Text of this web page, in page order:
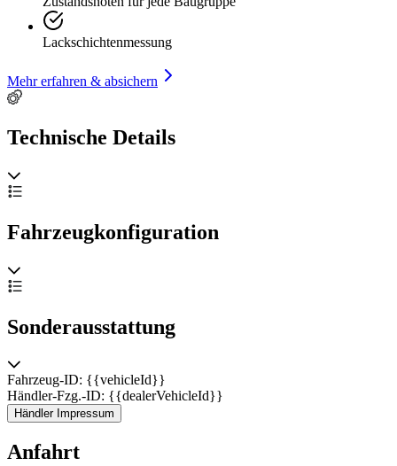
Lackschichtenmessung
Mehr erfahren & absichern
Technische Details
Fahrzeugkonfiguration
Sonderausstattung
Fahrzeug-ID: {{vehicleId}}
Händler-Fzg.-ID: {{dealerVehicleId}}
Händler Impressum
Anfahrt